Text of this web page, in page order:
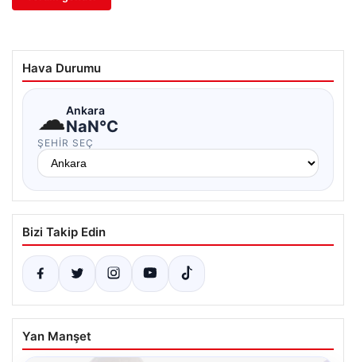
Hava Durumu
☁Ankara
NaN°C
ŞEHIR SEÇ
Bizi Takip Edin
Yan Manşet